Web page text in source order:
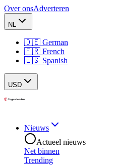
Over onsAdverteren
NL
🇩🇪 German
🇫🇷 French
🇪🇸 Spanish
USD
Nieuws
Actueel nieuws
Net binnen
Trending